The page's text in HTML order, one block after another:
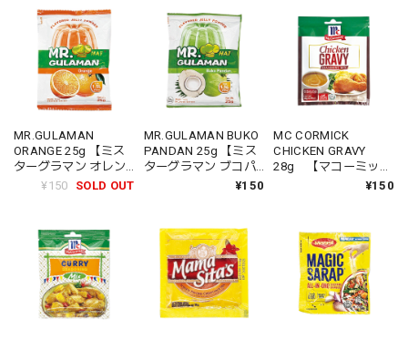
MR.GULAMAN
ORANGE 25g 【ミス
ターグラマン オレン
¥150 SOLD OUT
MR.GULAMAN BUKO
PANDAN 25g 【ミス
ターグラマン ブコパ
¥150
MC CORMICK
CHICKEN GRAVY
28g 【マコーミック
チキングレイビー】
¥150